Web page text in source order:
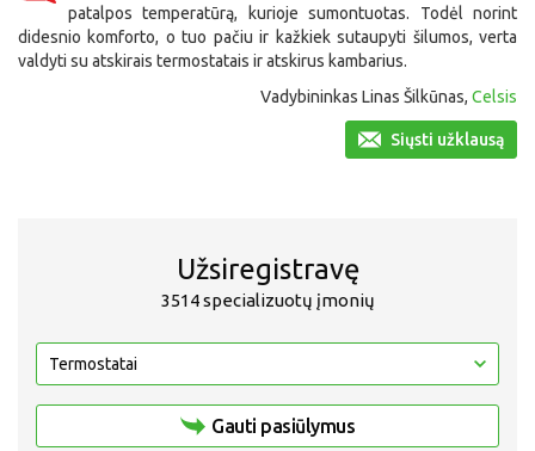
patalpos temperatūrą, kurioje sumontuotas. Todėl norint
didesnio komforto, o tuo pačiu ir kažkiek sutaupyti šilumos, verta
valdyti su atskirais termostatais ir atskirus kambarius.
Vadybininkas Linas Šilkūnas, Celsis
Siųsti užklausą
Užsiregistravę
3514 specializuotų įmonių
Gauti pasiūlymus